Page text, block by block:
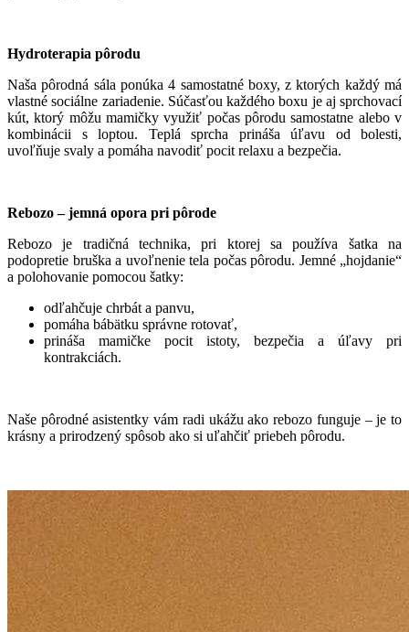
Hydroterapia pôrodu
Naša pôrodná sála ponúka 4 samostatné boxy, z ktorých každý má
vlastné sociálne zariadenie. Súčasťou každého boxu je aj sprchovací
kút, ktorý môžu mamičky využiť počas pôrodu samostatne alebo v
kombinácii s loptou. Teplá sprcha prináša úľavu od bolesti,
uvoľňuje svaly a pomáha navodiť pocit relaxu a bezpečia.
Rebozo – jemná opora pri pôrode
Rebozo je tradičná technika, pri ktorej sa používa šatka na
podopretie bruška a uvoľnenie tela počas pôrodu. Jemné „hojdanie“
a polohovanie pomocou šatky:
odľahčuje chrbát a panvu,
pomáha bábätku správne rotovať,
prináša mamičke pocit istoty, bezpečia a úľavy pri
kontrakciách.
Naše pôrodné asistentky vám radi ukážu ako rebozo funguje – je to
krásny a prirodzený spôsob ako si uľahčiť priebeh pôrodu.